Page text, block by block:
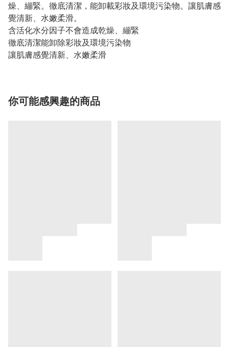
燥、繃緊。徹底清潔，能卸載彩妝及環境污染物。讓肌膚感
覺清新、水嫩柔滑。
含活化水分因子不會造成乾燥、繃緊
徹底清潔能卸除彩妝及環境污染物
讓肌膚感覺清新、水嫩柔滑
你可能感興趣的商品